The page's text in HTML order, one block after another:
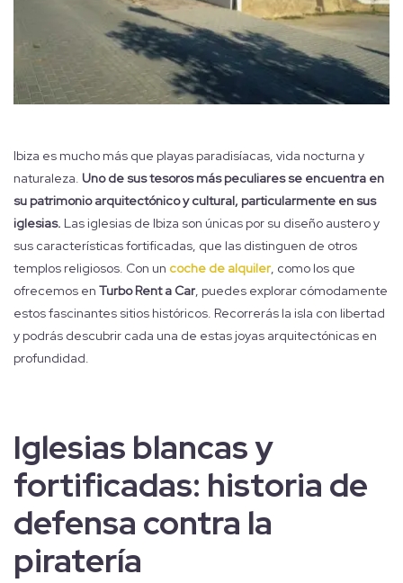
Ibiza es mucho más que playas paradisíacas, vida nocturna y
naturaleza. Uno de sus tesoros más peculiares se encuentra en
su patrimonio arquitectónico y cultural, particularmente en sus
iglesias. Las iglesias de Ibiza son únicas por su diseño austero y
sus características fortificadas, que las distinguen de otros
templos religiosos. Con un coche de alquiler, como los que
ofrecemos en Turbo Rent a Car, puedes explorar cómodamente
estos fascinantes sitios históricos. Recorrerás la isla con libertad
y podrás descubrir cada una de estas joyas arquitectónicas en
profundidad.
Iglesias blancas y
fortificadas: historia de
defensa contra la
piratería